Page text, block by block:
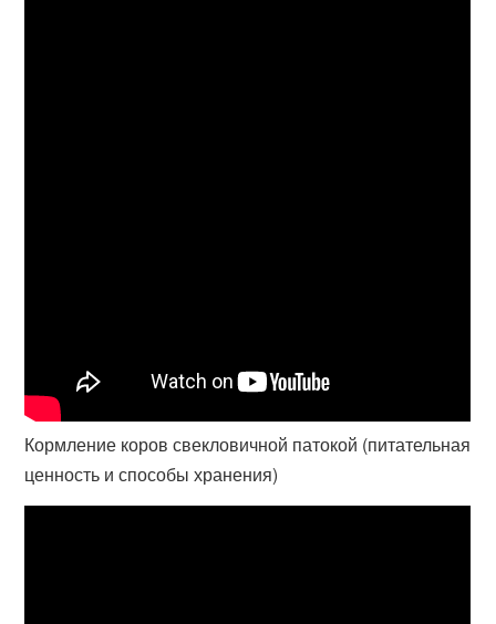
Кормление коров свекловичной патокой (питательная
ценность и способы хранения)